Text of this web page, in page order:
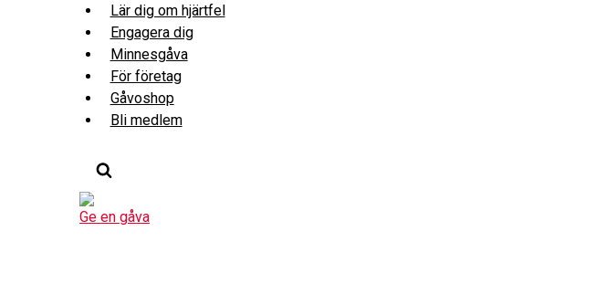
Lär dig om hjärtfel
Engagera dig
Minnesgåva
För företag
Gåvoshop
Bli medlem
Ge en gåva